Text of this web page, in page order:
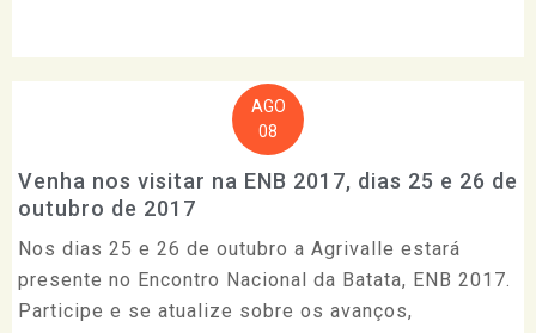
AGO
08
Venha nos visitar na ENB 2017, dias 25 e 26 de
outubro de 2017
Nos dias 25 e 26 de outubro a Agrivalle estará
presente no Encontro Nacional da Batata, ENB 2017.
Participe e se atualize sobre os avanços,